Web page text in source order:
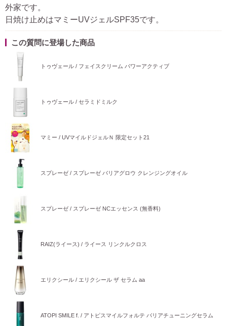
外家です。
日焼け止めはマミーUVジェルSPF35です。
この質問に登場した商品
トゥヴェール / フェイスクリーム パワーアクティブ
トゥヴェール / セラミドミルク
マミー / UVマイルドジェルＮ 限定セット21
スプレーゼ / スプレーゼ バリアグロウ クレンジングオイル
スプレーゼ / スプレーゼ NCエッセンス (無香料)
RAIZ(ライース) / ライース リンクルクロス
エリクシール / エリクシール ザ セラム aa
ATOPI SMILE f. / アトピスマイルフォルテ バリアチューニングセラム